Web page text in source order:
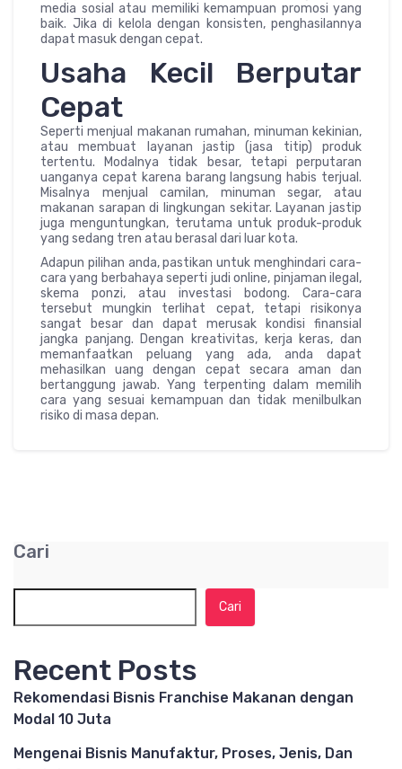
media sosial atau memiliki kemampuan promosi yang
baik. Jika di kelola dengan konsisten, penghasilannya
dapat masuk dengan cepat.
Usaha Kecil Berputar
Cepat
Seperti menjual makanan rumahan, minuman kekinian,
atau membuat layanan jastip (jasa titip) produk
tertentu. Modalnya tidak besar, tetapi perputaran
uanganya cepat karena barang langsung habis terjual.
Misalnya menjual camilan, minuman segar, atau
makanan sarapan di lingkungan sekitar. Layanan jastip
juga menguntungkan, terutama untuk produk-produk
yang sedang tren atau berasal dari luar kota.
Adapun pilihan anda, pastikan untuk menghindari cara-
cara yang berbahaya seperti judi online, pinjaman ilegal,
skema ponzi, atau investasi bodong. Cara-cara
tersebut mungkin terlihat cepat, tetapi risikonya
sangat besar dan dapat merusak kondisi finansial
jangka panjang. Dengan kreativitas, kerja keras, dan
memanfaatkan peluang yang ada, anda dapat
mehasilkan uang dengan cepat secara aman dan
bertanggung jawab. Yang terpenting dalam memilih
cara yang sesuai kemampuan dan tidak menilbulkan
risiko di masa depan.
Cari
Cari
Recent Posts
Rekomendasi Bisnis Franchise Makanan dengan
Modal 10 Juta
Mengenai Bisnis Manufaktur, Proses, Jenis, Dan